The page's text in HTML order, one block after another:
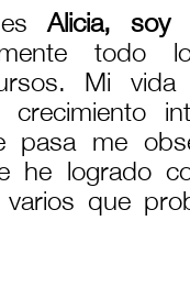
Alicia, soy
Mi
crecimiento
pasa me
he logrado
varios que